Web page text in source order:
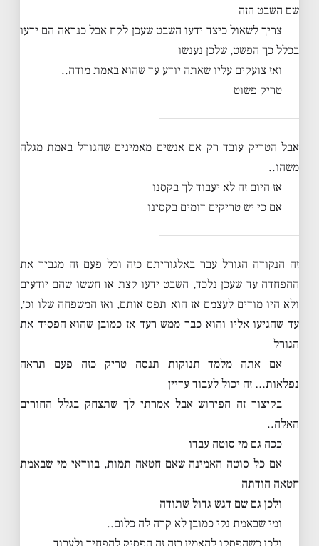
שם השבט הזה
צריך לשאול כיצד ידעו השבט שעכן לקח אבל כנראה הם ידעו
בכלל כך הפשט, שלכן נענשו
ואז צועקים עליו שאתה יודע עד שהוא באמת מודה..
טריק פשוט
אבל הטריק עובד רק אם אנשים מאמינים שהגורל באמת מגלה
משהו..
אז היום זה לא יעבוד לך בקסנו
אם כי יש טריקים דומים בקסינו
זה הנקודה הגורל עבר באלגוריתם כזה וכל פעם זה מגביר את
ההפחדה עד שעכן נלכד, השבט ידעו קצת או חששו שהם יודעים
ולא היו מודים לעצמם אז הוא תפס אותם, ואז המשפחה שלו וכ׳,
עד שהגיעו אליו והוא כבר ממש רעד אז כמובן שהוא הפסיד את
הגורל
אם אתה מלמד תנוקות תנסה טריק כזה פעם תראה
נפלאות… זה יכול לעבוד עדיין
בקיצור זה הפירוש אבל אמרתי לך שתצחק בגלל החורים
האלה..
ככה גם מי סוטה עבדו
אם כל סוטה האמינה שאם חטאה תמות, בוודאי מי שבאמת
חטאה הודתה
ולכן גם שם דגש גדול שתודה
ומי שבאמת נקי כמובן לא קרה לה כלום..